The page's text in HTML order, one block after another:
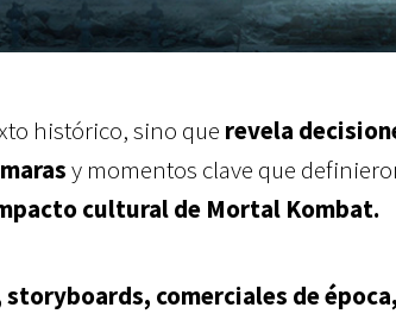
histórico, sino que revela
y momentos clave que
cultural de Mortal Kombat.
comerciales de